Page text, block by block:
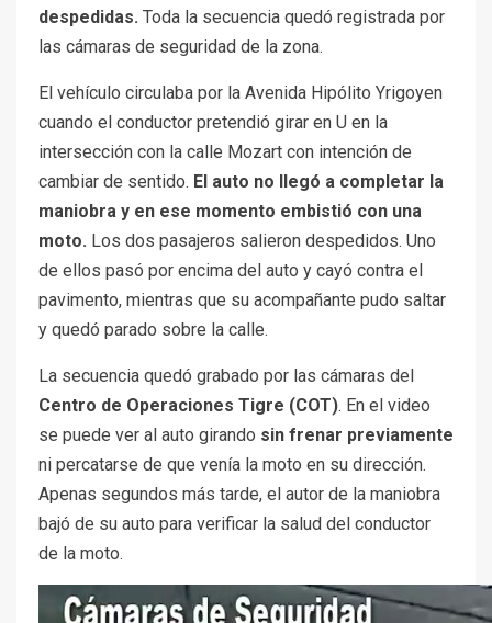
despedidas. Toda la secuencia quedó registrada por
las cámaras de seguridad de la zona.
El vehículo circulaba por la Avenida Hipólito Yrigoyen
cuando el conductor pretendió girar en U en la
intersección con la calle Mozart con intención de
cambiar de sentido. El auto no llegó a completar la
maniobra y en ese momento embistió con una
moto. Los dos pasajeros salieron despedidos. Uno
de ellos pasó por encima del auto y cayó contra el
pavimento, mientras que su acompañante pudo saltar
y quedó parado sobre la calle.
La secuencia quedó grabado por las cámaras del
Centro de Operaciones Tigre (COT). En el video
se puede ver al auto girando sin frenar previamente
ni percatarse de que venía la moto en su dirección.
Apenas segundos más tarde, el autor de la maniobra
bajó de su auto para verificar la salud del conductor
de la moto.